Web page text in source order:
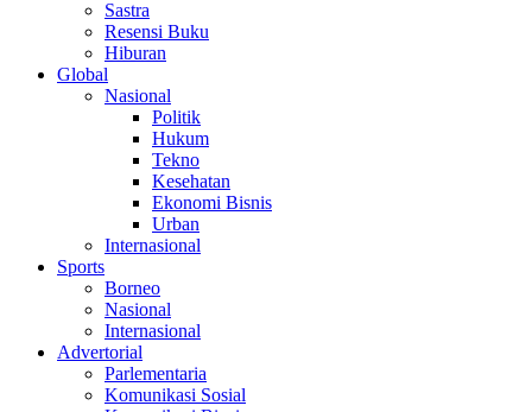
Sastra
Resensi Buku
Hiburan
Global
Nasional
Politik
Hukum
Tekno
Kesehatan
Ekonomi Bisnis
Urban
Internasional
Sports
Borneo
Nasional
Internasional
Advertorial
Parlementaria
Komunikasi Sosial